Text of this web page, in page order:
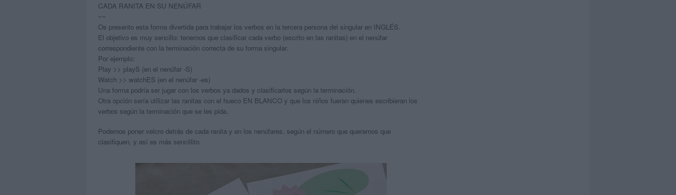
CADA RANITA EN SU NENÚFAR
~~
Os presento esta forma divertida para trabajar los verbos en la tercera persona del singular en INGLÉS.
El objetivo es muy sencillo: tenemos que clasificar cada verbo (escrito en las ranitas) en el nenúfar
correspondiente con la terminación correcta de su forma singular.
Por ejemplo:
Play >> playS (en el nenúfar -S)
Watch >> watchES (en el nenúfar -es)
Una forma podría ser jugar con los verbos ya dados y clasificarlos según la terminación.
Otra opción sería utilizar las ranitas con el hueco EN BLANCO y que los niños fueran quienes escribieran los
verbos según la terminación que se les pida.
Podemos poner velcro detrás de cada ranita y en los nenúfares, según el número que queramos que
clasifiquen, y así es más sencillito.